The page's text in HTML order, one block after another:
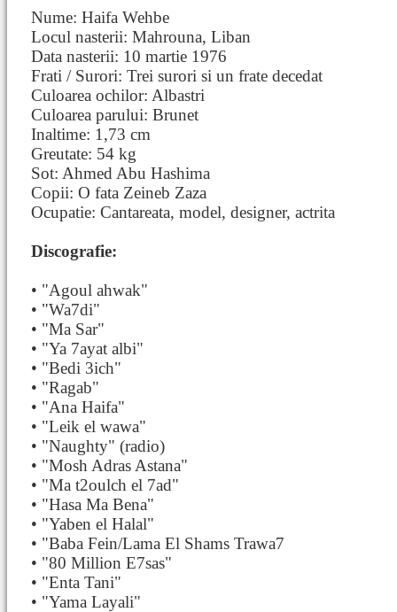
Nume: Haifa Wehbe
Locul nasterii: Mahrouna, Liban
Data nasterii: 10 martie 1976
Frati / Surori: Trei surori si un frate decedat
Culoarea ochilor: Albastri
Culoarea parului: Brunet
Inaltime: 1,73 cm
Greutate: 54 kg
Sot: Ahmed Abu Hashima
Copii: O fata Zeineb Zaza
Ocupatie: Cantareata, model, designer, actrita
Discografie:
• "Agoul ahwak"
• "Wa7di"
• "Ma Sar"
• "Ya 7ayat albi"
• "Bedi 3ich"
• "Ragab"
• "Ana Haifa"
• "Leik el wawa"
• "Naughty" (radio)
• "Mosh Adras Astana"
• "Ma t2oulch el 7ad"
• "Hasa Ma Bena"
• "Yaben el Halal"
• "Baba Fein/Lama El Shams Trawa7
• "80 Million E7sas"
• "Enta Tani"
• "Yama Layali"